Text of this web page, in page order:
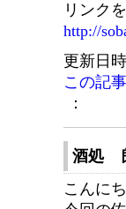
リンク
http://
更新日
この記
：
酒処
こんにち